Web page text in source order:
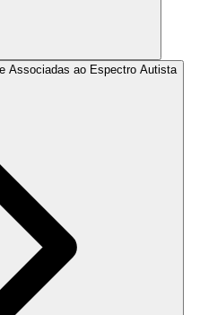
Associadas ao Espectro Autista